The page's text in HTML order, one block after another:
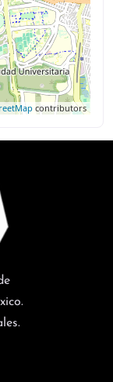
contributors